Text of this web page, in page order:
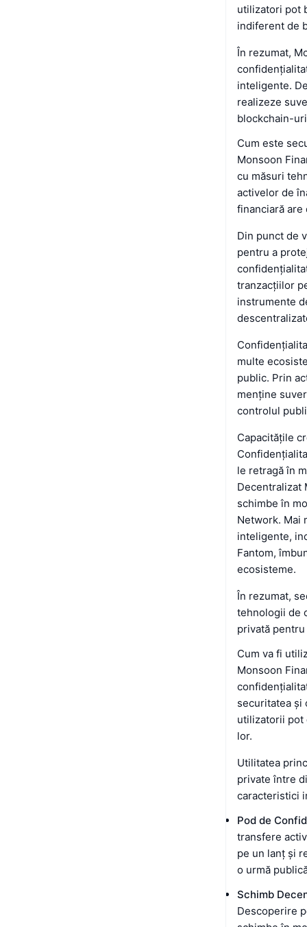
utilizatori pot
indiferent de
În rezumat,
inteligente.
realizeze
blockchain-
Cum este
Monsoon
cu măsuri
activelor de
financiară are
Din punct de
pentru a
tranzacțiilor
instrumente
multe
public. Prin
menține
controlul
Capacitățile
le retragă în
Decentralizat
schimbe în
Network. Mai
inteligente,
Fantom,
ecosisteme.
În rezumat,
tehnologii de
privată
Cum va fi
Monsoon
securitatea și
utilizatorii pot
lor.
Utilitatea
private între
caracteristici
Pod de
transfere
pe un lanț și
o urmă
Schimb
Descoperire